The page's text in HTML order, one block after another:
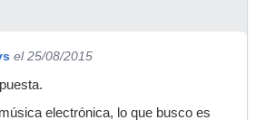
el 25/08/2015
electrónica, lo que busco es